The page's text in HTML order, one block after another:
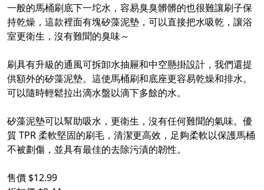
一般的馬桶刷底下一坨水，容易臭臭髒髒的也很難讓刷子保
持乾燥，這款裡面有塊矽藻泥墊，可以直接把水吸乾，讓浴
室更衛生，沒有難聞的臭味～
刷具有升級的通風可拆卸水抽屜和中空懸掛設計，我們還提
供額外的矽藻泥墊。這使馬桶刷和底座更容易乾燥和排水。
可以隨時輕鬆拉出滴水盤以滴下多餘的水。
矽藻泥墊可以幫助吸水，更衛生，沒有任何難聞的氣味。優
質 TPR 柔軟堅固的刷毛，清潔更高效，足夠柔軟以保護馬桶
不被劃傷，並具有最佳的去除污漬的韌性。
售價 $12.99